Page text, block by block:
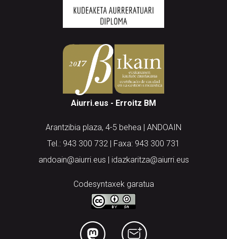
Aiurri.eus - Erroitz BM
Arantzibia plaza, 4-5 behea | ANDOAIN
Tel.: 943 300 732 | Faxa: 943 300 731
andoain@aiurri.eus | idazkaritza@aiurri.eus
Codesyntaxek garatua